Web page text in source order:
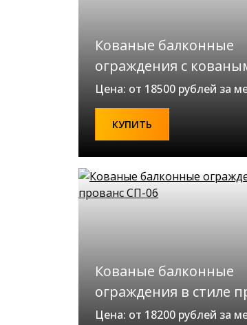
Кованые балконные
ограждения с
поручнем в стиле
СП-07
Цена: от 18500 рублей за
КУПИТЬ
Кованые балконные
ограждения в стиле
СП-06
Цена: от 18200 рублей за